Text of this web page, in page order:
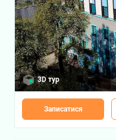
3D тур
Записатися